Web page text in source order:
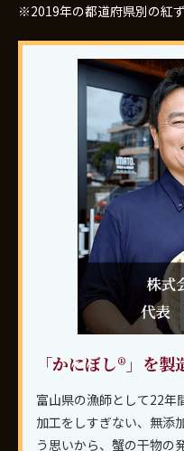
※2019年の都道府県別の紅
「かにぼし®」を
富山県の漁師として22年
加工をしすぎない、無添
う思いから、蟹の干物の